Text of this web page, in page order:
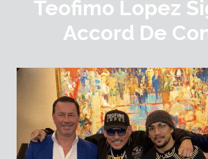
Teofimo Lopez
Accord De